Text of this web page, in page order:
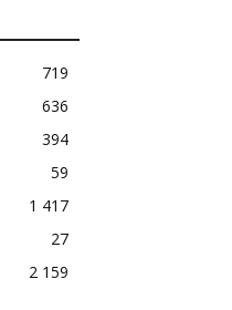
719
636
394
59
1 417
27
2 159